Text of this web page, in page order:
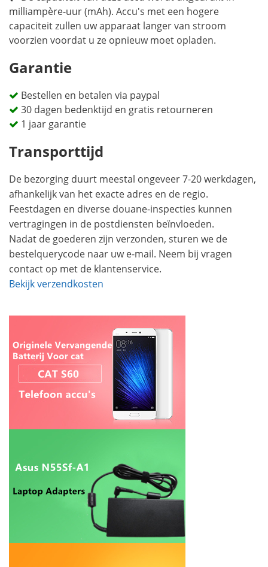
milliampère-uur (mAh). Accu's met een hogere
capaciteit zullen uw apparaat langer van stroom
voorzien voordat u ze opnieuw moet opladen.
Garantie
Bestellen en betalen via paypal
30 dagen bedenktijd en gratis retourneren
1 jaar garantie
Transporttijd
De bezorging duurt meestal ongeveer 7-20 werkdagen,
afhankelijk van het exacte adres en de regio.
Feestdagen en diverse douane-inspecties kunnen
vertragingen in de postdiensten beïnvloeden.
Nadat de goederen zijn verzonden, sturen we de
bestelquerycode naar uw e-mail. Neem bij vragen
contact op met de klantenservice.
Bekijk verzendkosten